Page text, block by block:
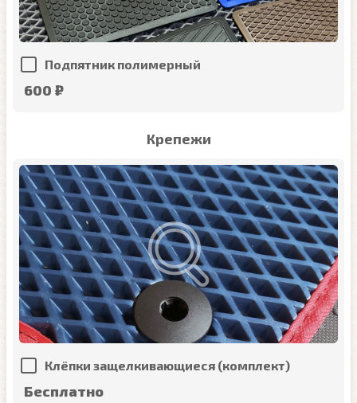
Подпятник полимерный
600 ₽
Крепежи
Клёпки защелкивающиеся (комплект)
Бесплатно